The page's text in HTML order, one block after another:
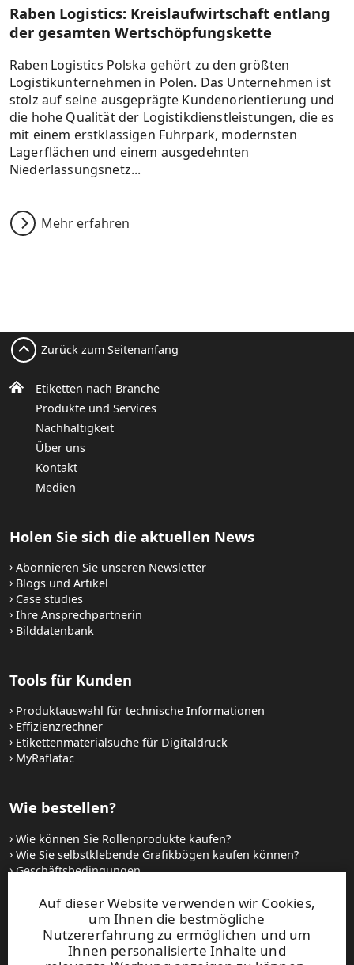
Raben Logistics: Kreislauf­wirtschaft entlang
der gesamten Wertschöpfungs­kette
Raben Logistics Polska gehört zu den größten
Logistikunternehmen in Polen. Das Unternehmen ist
stolz auf seine ausgeprägte Kundenorientierung und
die hohe Qualität der Logistikdienstleistungen, die es
mit einem erstklassigen Fuhrpark, modernsten
Lagerflächen und einem ausgedehnten
Niederlassungsnetz...
Mehr erfahren
Auf dieser Website verwenden wir Cookies,
um Ihnen die bestmögliche
Nutzererfahrung zu ermöglichen und um
Ihnen personalisierte Inhalte und
Etiketten nach Branche
Produkte und Services
Nachhaltigkeit
Über uns
Kontakt
Medien
Zurück zum Seitenanfang
Holen Sie sich die aktuellen News
Abonnieren Sie unseren Newsletter
Blogs und Artikel
Case studies
Ihre Ansprechpartnerin
Bilddatenbank
Tools für Kunden
Produktauswahl für technische Informationen
Effizienzrechner
Etikettenmaterialsuche für Digitaldruck
MyRaflatac
Wie bestellen?
Wie können Sie Rollenprodukte kaufen?
Wie Sie selbstklebende Grafikbögen kaufen können?
Geschäftsbedingungen
Websites und kontakt